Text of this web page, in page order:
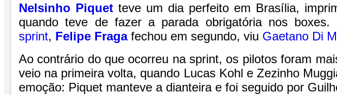
Nelsinho Piquet teve um dia perfeito em Brasília,
quando teve de fazer a parada obrigatória nos
sprint, Felipe Fragafechou em segundo, viu Gaetano Di
Ao contrário do que ocorreu na sprint, os pilotos foram
veio na primeira volta, quando Lucas Kohl e Zezinho
emoção: Piquet manteve a dianteira e foi seguido por